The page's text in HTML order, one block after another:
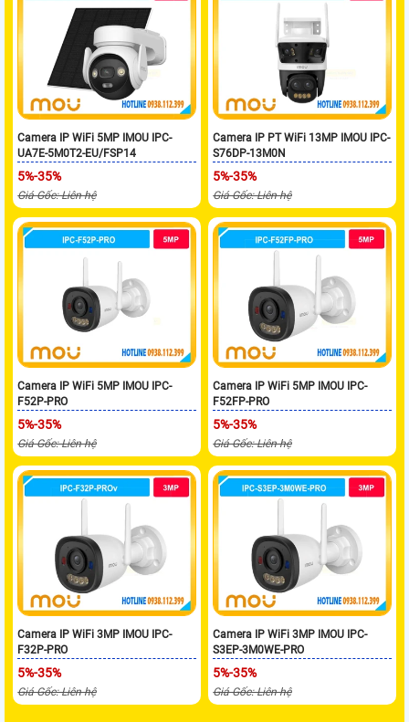
Camera IP WiFi 5MP IMOU IPC-
UA7E-5M0T2-EU/FSP14
5%-35%
Giá Gốc: Liên hệ
Camera IP PT WiFi 13MP IMOU IPC-
S76DP-13M0N
5%-35%
Giá Gốc: Liên hệ
Camera IP WiFi 5MP IMOU IPC-
F52P-PRO
5%-35%
Giá Gốc: Liên hệ
Camera IP WiFi 5MP IMOU IPC-
F52FP-PRO
5%-35%
Giá Gốc: Liên hệ
Camera IP WiFi 3MP IMOU IPC-
F32P-PRO
5%-35%
Giá Gốc: Liên hệ
Camera IP WiFi 3MP IMOU IPC-
S3EP-3M0WE-PRO
5%-35%
Giá Gốc: Liên hệ